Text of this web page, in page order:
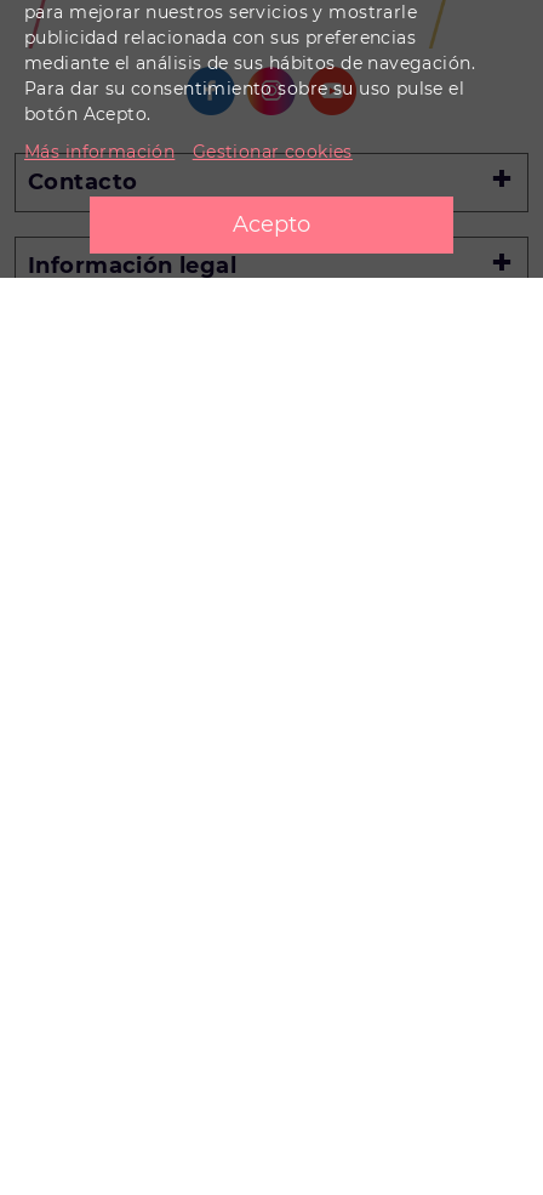
Contacto
Información legal
para mejorar nuestros servicios y mostrarle
publicidad relacionada con sus preferencias
mediante el análisis de sus hábitos de navegación.
Para dar su consentimiento sobre su uso pulse el
botón Acepto.
Más información
Gestionar cookies